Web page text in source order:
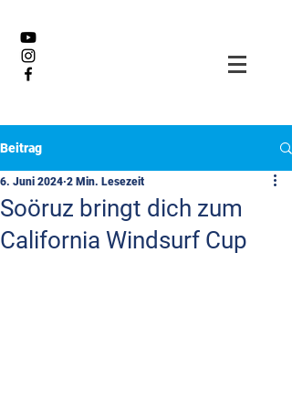
Beitrag
Soöruz bringt dich zum
California Windsurf Cup
6. Juni 2024 2 Min. Lesezeit